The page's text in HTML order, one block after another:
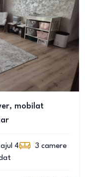
mobilat
4 3 camere